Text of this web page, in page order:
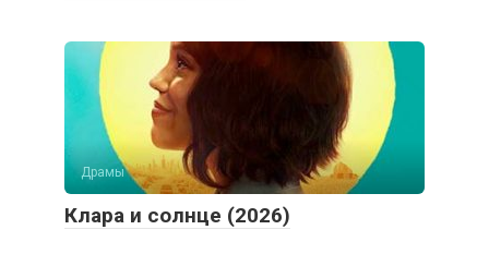
Драмы
Клара и солнце (2026)